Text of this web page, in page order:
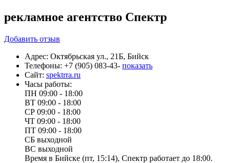
рекламное агентство Спектр
Добавить отзыв
Адрес: Октябрьская ул., 21Б, Бийск
Телефоны: +7 (905) 083-43- показать
Сайт: spektrra.ru
Часы работы:
ПН 09:00 - 18:00
ВТ 09:00 - 18:00
СР 09:00 - 18:00
ЧТ 09:00 - 18:00
ПТ 09:00 - 18:00
СБ выходной
ВС выходной
Время в Бийске (пт, 15:14), Спектр работает до 18:00.